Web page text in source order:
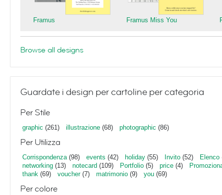
Framus Framus Miss You
Browse all designs
Guardate i design per cartoline per categoria
Per Stile
graphic (261) illustrazione (68) photographic (86)
Per Utilizza
Corrispondenza(98) events (42) holiday (55) Invito (52) Elenco
networking (13) notecard (109) Portfolio (5) price (4)
thank (69) voucher(7) matrimonio (9) you (69)
Per colore